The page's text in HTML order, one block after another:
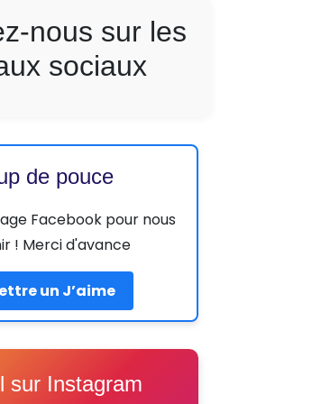
nous sur les
sociaux
de pouce
Facebook pour nous
! Merci d'avance
un J’aime
Instagram